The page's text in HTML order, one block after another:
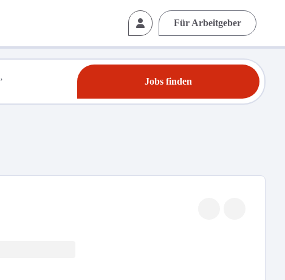
Für Arbeitgeber
Jobs finden